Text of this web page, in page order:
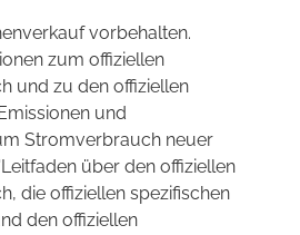
vorbehalten.
zum offiziellen
und zu den offiziellen
und
Stromverbrauch neuer
über den offiziellen
die offiziellen spezifischen
den offiziellen